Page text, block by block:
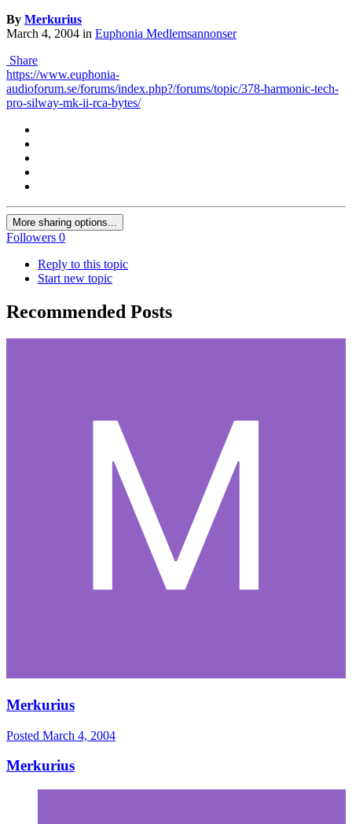
By Merkurius
March 4, 2004 in Euphonia Medlemsannonser
Share
https://www.euphonia-
audioforum.se/forums/index.php?/forums/topic/378-harmonic-tech-
pro-silway-mk-ii-rca-bytes/
More sharing options...
Followers 0
Reply to this topic
Start new topic
Recommended Posts
Merkurius
Posted March 4, 2004
Merkurius